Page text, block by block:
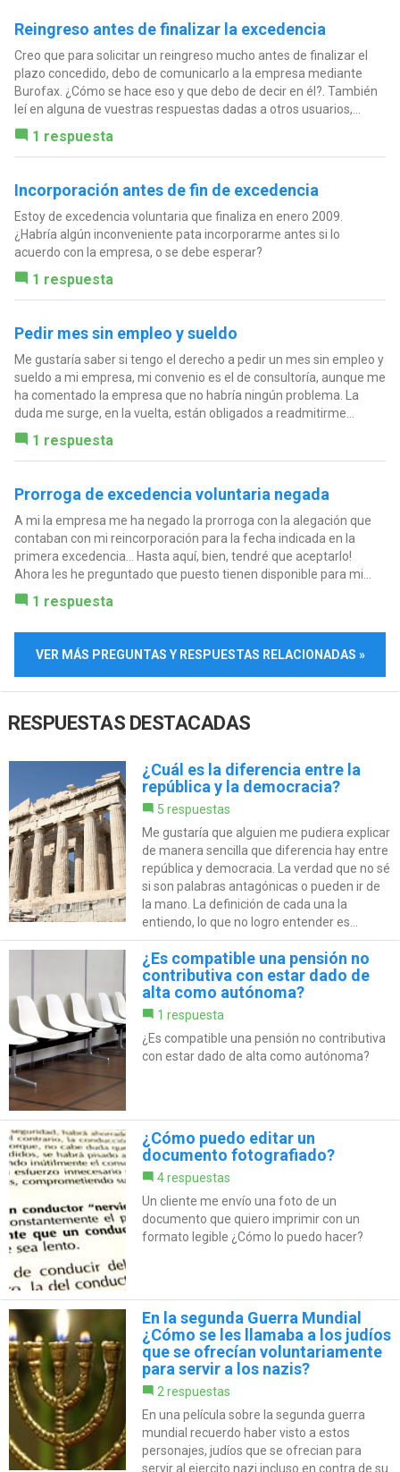
Reingreso antes de finalizar la excedencia
Creo que para solicitar un reingreso mucho antes de finalizar el
plazo concedido, debo de comunicarlo a la empresa mediante
Burofax. ¿Cómo se hace eso y que debo de decir en él?. También
leí en alguna de vuestras respuestas dadas a otros usuarios,...
1 respuesta
Incorporación antes de fin de excedencia
Estoy de excedencia voluntaria que finaliza en enero 2009.
¿Habría algún inconveniente pata incorporarme antes si lo
acuerdo con la empresa, o se debe esperar?
1 respuesta
Pedir mes sin empleo y sueldo
Me gustaría saber si tengo el derecho a pedir un mes sin empleo y
sueldo a mi empresa, mi convenio es el de consultoría, aunque me
ha comentado la empresa que no habría ningún problema. La
duda me surge, en la vuelta, están obligados a readmitirme...
1 respuesta
Prorroga de excedencia voluntaria negada
A mi la empresa me ha negado la prorroga con la alegación que
contaban con mi reincorporación para la fecha indicada en la
primera excedencia... Hasta aquí, bien, tendré que aceptarlo!
Ahora les he preguntado que puesto tienen disponible para mi...
1 respuesta
VER MÁS PREGUNTAS Y RESPUESTAS RELACIONADAS »
RESPUESTAS DESTACADAS
¿Cuál es la diferencia entre la
república y la democracia?
5 respuestas
Me gustaría que alguien me pudiera explicar
de manera sencilla que diferencia hay entre
república y democracia. La verdad que no sé
si son palabras antagónicas o pueden ir de
la mano. La definición de cada una la
entiendo, lo que no logro entender es...
¿Es compatible una pensión no
contributiva con estar dado de
alta como autónoma?
1 respuesta
¿Es compatible una pensión no contributiva
con estar dado de alta como autónoma?
¿Cómo puedo editar un
documento fotografiado?
4 respuestas
Un cliente me envío una foto de un
documento que quiero imprimir con un
formato legible ¿Cómo lo puedo hacer?
En la segunda Guerra Mundial
¿Cómo se les llamaba a los judíos
que se ofrecían voluntariamente
para servir a los nazis?
2 respuestas
En una película sobre la segunda guerra
mundial recuerdo haber visto a estos
personajes, judíos que se ofrecian para
servir al ejercito nazi incluso en contra de su